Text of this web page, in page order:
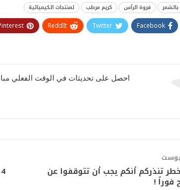
بالشعر فروة الرأس كريم مرطب لمنتجات الكيميائية
Facebook
Twitter
ReddIt
احصل على تحديثات في الوقت الفعلي
خطر تنذركم أنكم يجب أن تتوقفوا عن
فوراً !